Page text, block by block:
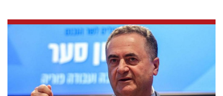
متفرقات